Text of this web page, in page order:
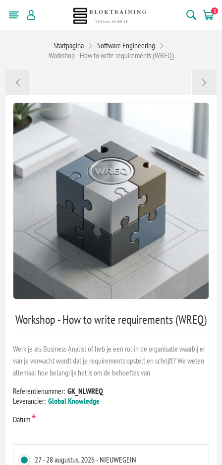
0
Startpagina
Software Engineering
Workshop - How to write requirements (WREQ)
Workshop - How to write requirements (WREQ)
Werk je als Business Analist of heb je een rol in de organisatie waarbij er
van je verwacht wordt dat je requirements opstelt en schrijft? We weten
allemaal hoe belangrijk het is om de behoeftes van
Referentienummer: GK_NLWREQ
Leverancier: Global Knowledge
Datum*
27 - 28 augustus, 2026 - NIEUWEGEIN